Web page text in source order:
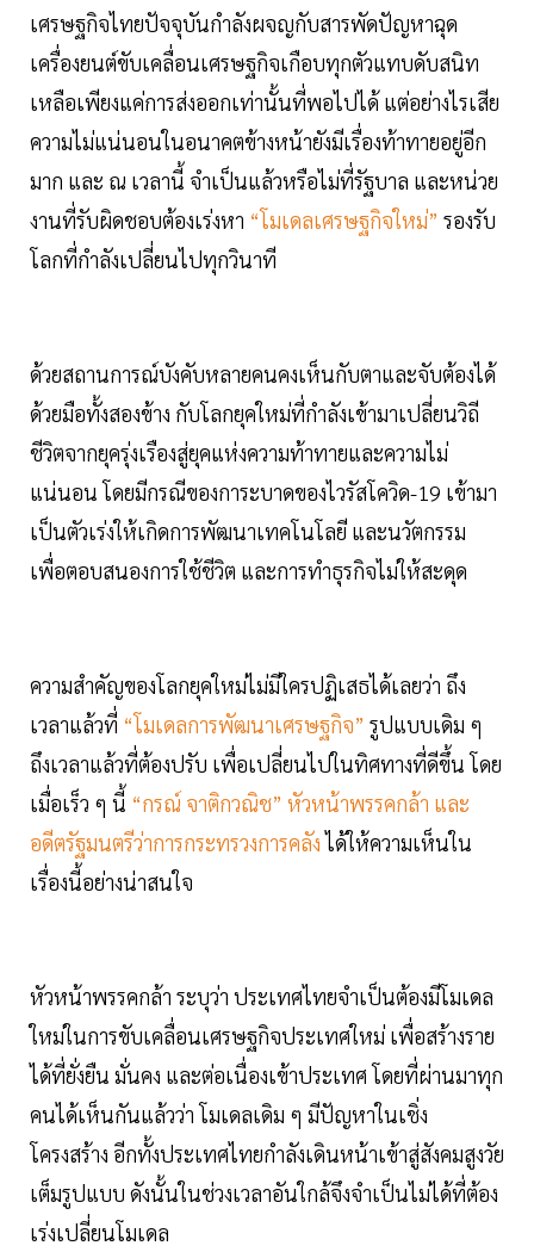
เศรษฐกิจไทยปัจจุบันกำลังผจญกับสารพัดปัญหาฉุด
เครื่องยนต์ขับเคลื่อนเศรษฐกิจเกือบทุกตัวแทบดับสนิท
เหลือเพียงแค่การส่งออกเท่านั้นที่พอไปได้ แต่อย่างไรเสีย
ความไม่แน่นอนในอนาคตข้างหน้ายังมีเรื่องท้าทายอยู่อีก
มาก และ ณ เวลานี้ จำเป็นแล้วหรือไม่ที่รัฐบาล และหน่วย
งานที่รับผิดชอบต้องเร่งหา “โมเดลเศรษฐกิจใหม่” รองรับ
โลกที่กำลังเปลี่ยนไปทุกวินาที
ด้วยสถานการณ์บังคับหลายคนคงเห็นกับตาและจับต้องได้
ด้วยมือทั้งสองข้าง กับโลกยุคใหม่ที่กำลังเข้ามาเปลี่ยนวิถี
ชีวิตจากยุครุ่งเรืองสู่ยุคแห่งความท้าทายและความไม่
แน่นอน โดยมีกรณีของการะบาดของไวรัสโควิด-19 เข้ามา
เป็นตัวเร่งให้เกิดการพัฒนาเทคโนโลยี และนวัตกรรม
เพื่อตอบสนองการใช้ชีวิต และการทำธุรกิจไม่ให้สะดุด
ความสำคัญของโลกยุคใหม่ไม่มีใครปฏิเสธได้เลยว่า ถึง
เวลาแล้วที่ “โมเดลการพัฒนาเศรษฐกิจ” รูปแบบเดิม ๆ
ถึงเวลาแล้วที่ต้องปรับ เพื่อเปลี่ยนไปในทิศทางที่ดีขึ้น โดย
เมื่อเร็ว ๆ นี้ “กรณ์ จาติกวณิช” หัวหน้าพรรคกล้า และ
อดีตรัฐมนตรีว่าการกระทรวงการคลังได้ให้ความเห็นใน
เรื่องนี้อย่างน่าสนใจ
หัวหน้าพรรคกล้า ระบุว่า ประเทศไทยจำเป็นต้องมีโมเดล
ใหม่ในการขับเคลื่อนเศรษฐกิจประเทศใหม่ เพื่อสร้างราย
ได้ที่ยั่งยืน มั่นคง และต่อเนื่องเข้าประเทศ โดยที่ผ่านมาทุก
คนได้เห็นกันแล้วว่า โมเดลเดิม ๆ มีปัญหาในเชิ่ง
โครงสร้าง อีกทั้งประเทศไทยกำลังเดินหน้าเข้าสู่สังคมสูงวัย
เต็มรูปแบบ ดังนั้นในช่วงเวลาอันใกล้จึงจำเป็นไม่ได้ที่ต้อง
เร่งเปลี่ยนโมเดล